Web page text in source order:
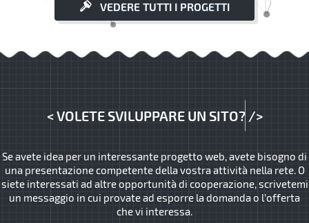
VEDERE TUTTI I PROGETTI
<VOLETE SVILUPPARE UN SITO? />
Se avete idea per un interessante progetto web, avete bisogno di
una presentazione competente della vostra attività nella rete. O
siete interessati ad altre opportunità di cooperazione, scrivetemi
un messaggio in cui provate ad esporre la domanda o l’offerta
che vi interessa.